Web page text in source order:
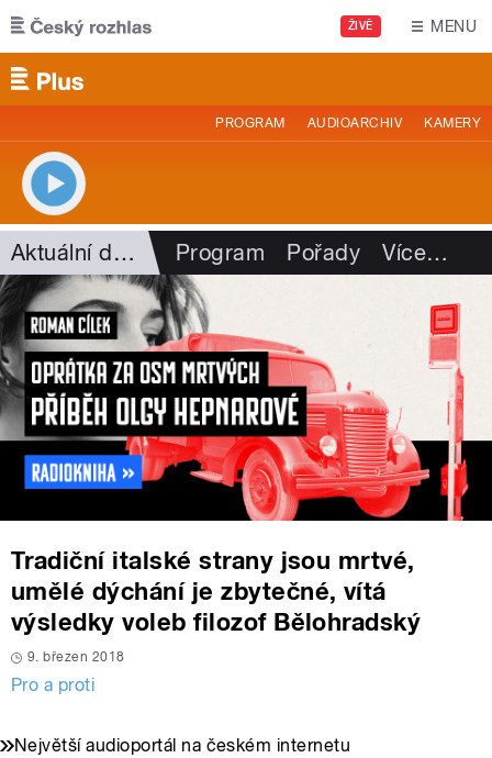
Přejít k hlavnímu obsahu
ŽIVĚ MENU
PROGRAM AUDIOARCHIV KAMERY
Aktuální dění Program Pořady Více…
Tradiční italské strany jsou mrtvé,
umělé dýchání je zbytečné, vítá
výsledky voleb filozof Bělohradský
9. březen 2018
Pro a proti
Největší audioportál na českém internetu